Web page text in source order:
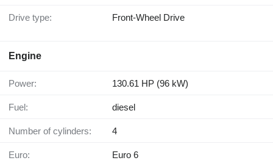
Drive type: Front-Wheel Drive
Engine
Power: 130.61 HP (96 kW)
Fuel: diesel
Number of cylinders: 4
Euro: Euro 6